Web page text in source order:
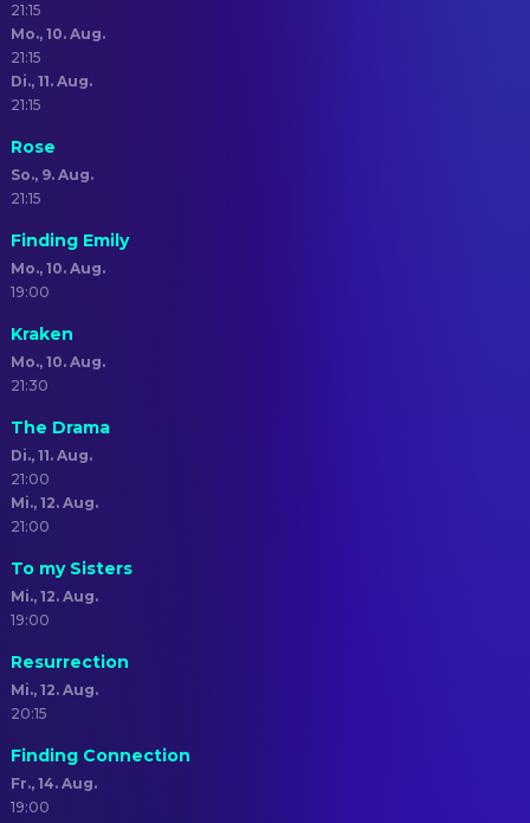
21:15
Mo., 10. Aug.
21:15
Di., 11. Aug.
21:15
Rose
So., 9. Aug.
21:15
Finding Emily
Mo., 10. Aug.
19:00
Kraken
Mo., 10. Aug.
21:30
The Drama
Di., 11. Aug.
21:00
Mi., 12. Aug.
21:00
To my Sisters
Mi., 12. Aug.
19:00
Resurrection
Mi., 12. Aug.
20:15
Finding Connection
Fr., 14. Aug.
19:00